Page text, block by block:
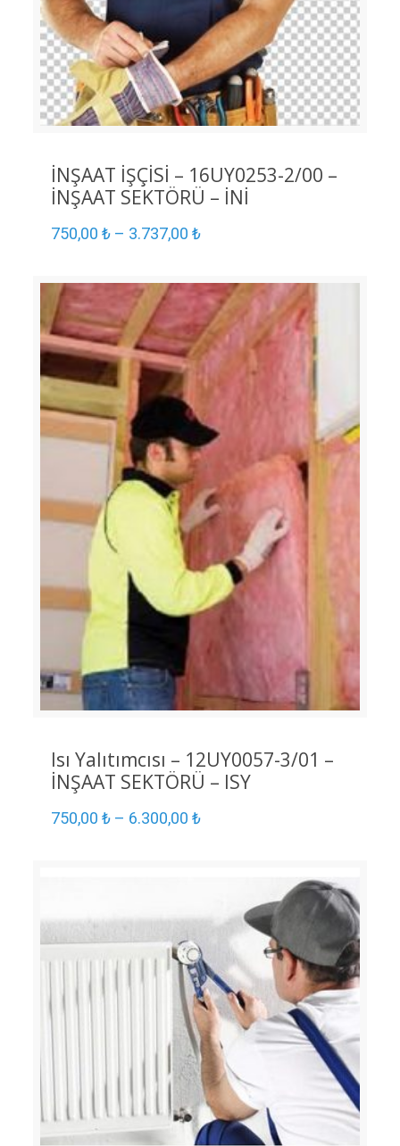
İNŞAAT İŞÇİSİ – 16UY0253-2/00 –
İNŞAAT SEKTÖRÜ – İNİ
750,00 ₺– 3.737,00 ₺
Isı Yalıtımcısı – 12UY0057-3/01 –
İNŞAAT SEKTÖRÜ – ISY
750,00 ₺– 6.300,00 ₺